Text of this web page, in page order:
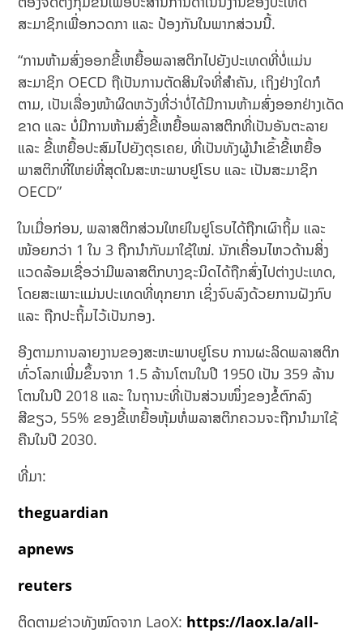
ສະມາຊິກເພື່ອກວດກາ ແລະ ປ້ອງກັນໃນພາກສ່ວນນີ້.
“ການ​ຫ້າມ​ສົ່ງ​ອອກ​ຂີ້ເຫຍື້ອພລາສຕິກ​ໄປຍັງ​ປະ​ເທດ​ທີ່​ບໍ່​ແມ່ນ
ສະມາຊິກ OECD ​ຖືເປັນ​ການ​ຕັດສິນ​ໃຈ​ທີ່​ສຳຄັນ, ​ເຖິງ​ຢ່າງ​ໃດ​ກໍ​
ຕາມ, ເປັນ​ເລື່ອງ​ໜ້າ​ຜິດ​ຫວັງ​ທີ່​ວ່າບໍ່​ໄດ້​ມີການ​ຫ້າມ​ສົ່ງ​ອອກ​ຢ່າງ​ເດັດ
ຂາດ ແລະ ບໍ່ມີການຫ້າມສົ່ງຂີ້ເຫຍື້ອພລາສຕິກທີ່ເປັນອັນຕະລາຍ
ແລະ ຂີ້ເຫຍື້ອປະສົມໄປຍັງຕຸຣເຄຍ, ທີ່ເປັນທັງຜູ້ນໍາເຂົ້າຂີ້ເຫຍື້ອ
ພາສຕິກທີ່ໃຫຍ່ທີ່ສຸດໃນສະຫະພາບຢູໂຣບ ແລະ ເປັນສະມາຊິກ
OECD”
ໃນເມື່ອກ່ອນ, ພລາສຕິກສ່ວນໃຫຍ່ໃນຢູໂຣບໄດ້ຖືກເຜົາຖິ້ມ ແລະ
ໜ້ອຍກວ່າ 1 ໃນ 3 ຖືກນໍາກັບມາໃຊ້ໃໝ່. ນັກ​ເຄື່ອນ​ໄຫວ​ດ້ານ​ສິ່ງ​
ແວດ​ລ້ອມ​ເຊື່ອ​ວ່າ​ມີພລາສຕິກບາງ​ຊະນິດໄດ້​ຖືກ​ສົ່ງ​ໄປ​ຕ່າງປະ​ເທດ,
ໂດຍສະເພາະແມ່ນປະເທດທີ່ທຸກຍາກ ເຊິ່ງຈົບລົງດ້ວຍການຝັງກົບ
ແລະ ຖືກປະຖິ້ມໄວ້ເປັນກອງ.
ອີງຕາມການລາຍງານຂອງສະຫະພາບຢູໂຣບ ການຜະລິດພລາສຕິກ
ທົ່ວໂລກເພີ່ມຂຶ້ນຈາກ 1.5 ລ້ານໂຕນໃນປີ 1950 ເປັນ 359 ລ້ານ
ໂຕນໃນປີ 2018 ແລະ ໃນຖານະທີ່ເປັນສ່ວນໜຶ່ງຂອງຂໍ້ຕົກລົງ
ສີຂຽວ, 55% ຂອງຂີ້ເຫຍື້ອຫຸ້ມຫໍ່ພລາສຕິກຄວນຈະຖືກນໍາມາໃຊ້
ຄືນໃນປີ 2030.
ທີ່ມາ:
theguardian
apnews
reuters
ຕິດຕາມຂ່າວທັງໝົດຈາກ LaoX: https://laox.la/all-